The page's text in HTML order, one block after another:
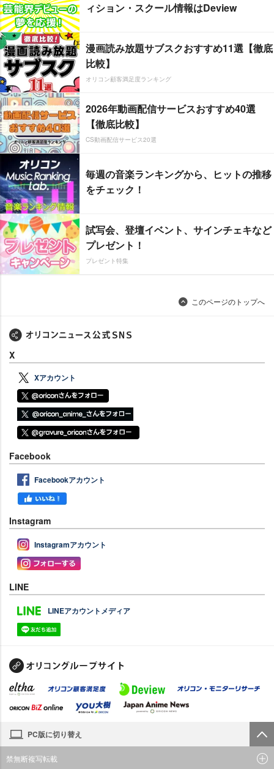
ィション・スクール情報はDeview
漫画読み放題サブスクおすすめ11選【徹底
比較】
オリコン顧客満足度ランキング
2026年動画配信サービスおすすめ40選
【徹底比較】
CS動画配信サービス20選
毎週の音楽ランキングから、ヒットの推移
をチェック！
試写会、登壇イベント、サインチェキなど
プレゼント！
プレゼント特集
このページのトップへ
X
Xアカウント
Facebook
Facebookアカウント
Instagram
Instagramアカウント
LINE
LINEアカウントメディア
PC版に切り替え
禁無断複写転載